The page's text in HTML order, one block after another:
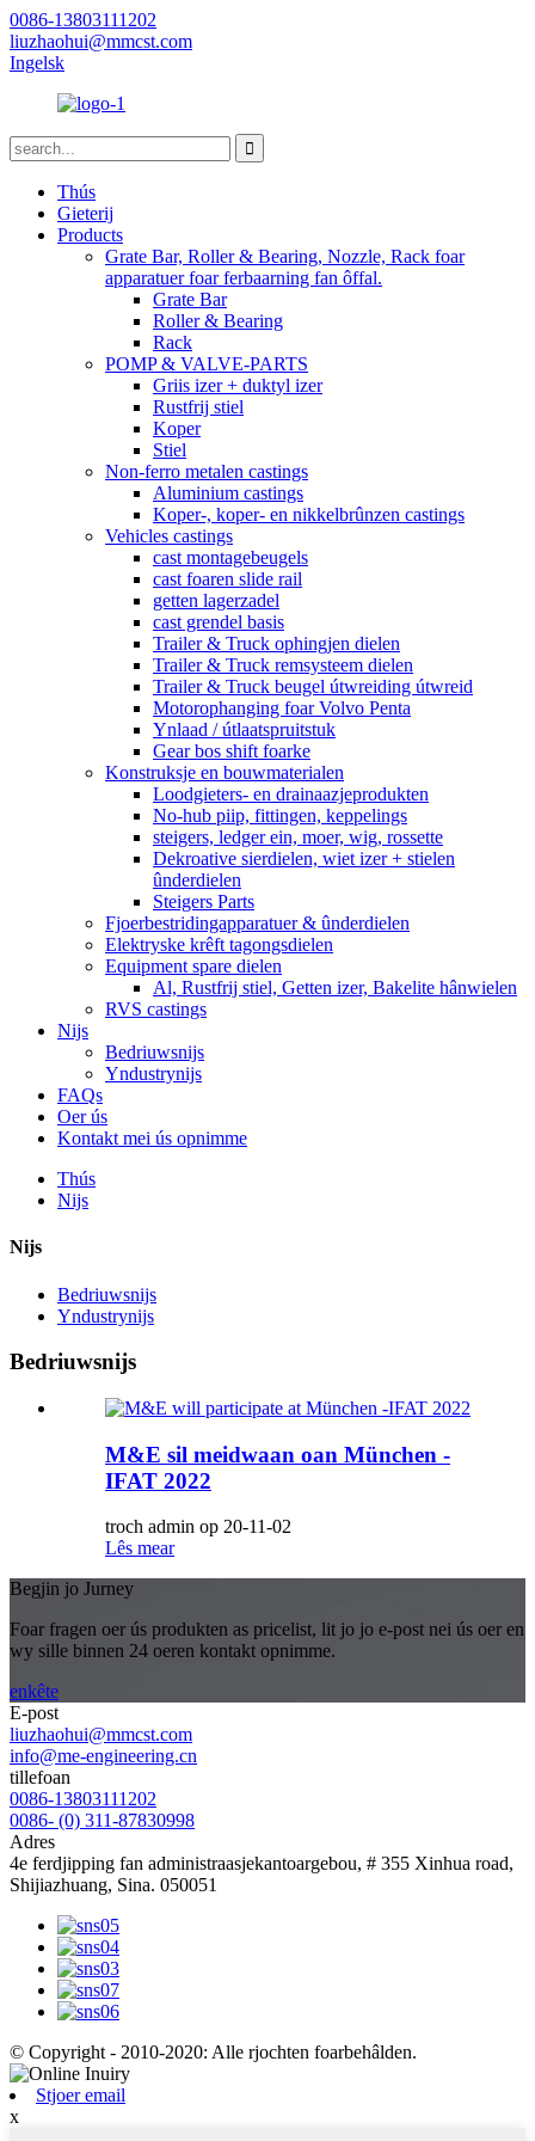
0086-13803111202
liuzhaohui@mmcst.com
Ingelsk
Thús
Gieterij
Products
Grate Bar, Roller & Bearing, Nozzle, Rack foar
apparatuer foar ferbaarning fan ôffal.
Grate Bar
Roller & Bearing
Rack
POMP & VALVE-PARTS
Griis izer + duktyl izer
Rustfrij stiel
Koper
Stiel
Non-ferro metalen castings
Aluminium castings
Koper-, koper- en nikkelbrûnzen castings
Vehicles castings
cast montagebeugels
cast foaren slide rail
getten lagerzadel
cast grendel basis
Trailer & Truck ophingjen dielen
Trailer & Truck remsysteem dielen
Trailer & Truck beugel útwreiding útwreid
Motorophanging foar Volvo Penta
Ynlaad / útlaatspruitstuk
Gear bos shift foarke
Konstruksje en bouwmaterialen
Loodgieters- en drainaazjeprodukten
No-hub piip, fittingen, keppelings
steigers, ledger ein, moer, wig, rossette
Dekroative sierdielen, wiet izer + stielen
ûnderdielen
Steigers Parts
Fjoerbestridingapparatuer & ûnderdielen
Elektryske krêft tagongsdielen
Equipment spare dielen
Al, Rustfrij stiel, Getten izer, Bakelite hânwielen
RVS castings
Nijs
Bedriuwsnijs
Yndustrynijs
FAQs
Oer ús
Kontakt mei ús opnimme
Thús
Nijs
Nijs
Bedriuwsnijs
Yndustrynijs
Bedriuwsnijs
M&E sil meidwaan oan München -
IFAT 2022
troch admin op 20-11-02
Lês mear
Begjin jo Jurney
Foar fragen oer ús produkten as pricelist, lit jo jo e-post nei ús oer en
wy sille binnen 24 oeren kontakt opnimme.
enkête
E-post
liuzhaohui@mmcst.com
info@me-engineering.cn
tillefoan
0086-13803111202
0086- (0) 311-87830998
Adres
4e ferdjipping fan administraasjekantoargebou, # 355 Xinhua road,
Shijiazhuang, Sina. 050051
© Copyright - 2010-2020: Alle rjochten foarbehâlden.
Stjoer email
x